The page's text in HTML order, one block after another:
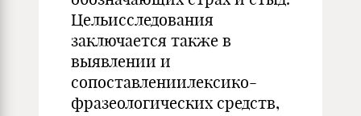
Цельисследования
заключается также в
выявлении и
сопоставлениилексико-
фразеологических средств,